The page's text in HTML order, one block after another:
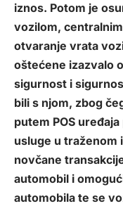
iznos. Potom je
vozilom,
otvaranje vrata
oštećene izazvalo
sigurnost i
bili s njom, zbog
putem POS
usluge u traženom
novčane
automobil i
automobila te se